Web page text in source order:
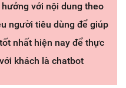
với nội dung theo
người tiêu dùng để giúp
nhất hiện nay để thực
khách là chatbot